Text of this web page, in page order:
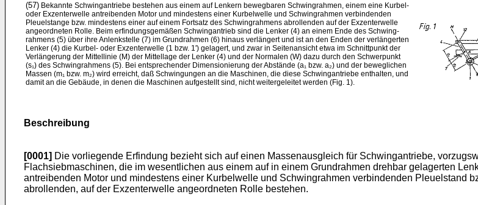
(57) Bekannte Schwingantriebe bestehen aus einem auf Lenkern be­wegbaren Schwingrahmen, einem eine Kurbel-
oder Exzenterwelle antreibenden Motor und mindestens einer Kurbelwelle und Schwingrahmen verbindenden
Pleuelstange bzw. mindestens ei­ner auf einem Fortsatz des Schwingrahmens abrollenden auf der Exzenterwelle
angeordneten Rolle. Beim erfindungsgemäßen Schwingantrieb sind die Lenker (4) an einem Ende des Schwing­
rahmens (5) über ihre Anlenkstelle (7) im Grundrahmen (6) hinaus verlängert und ist an den Enden der verlängerten
Len­ker (4) die Kurbel- oder Exzenterwelle (1 bzw. 1ʹ) gelagert, und zwar in Seitenansicht etwa im Schnittpunkt der
Verlän­gerung der Mittellinie (M) der Mittellage der Lenker (4) und der Normalen (W) dazu durch den Schwerpunkt
(s₁) des Schwing­rahmens (5). Bei entsprechender Dimensionierung der Abstände (a₁ bzw. a₂) und der beweglichen
Massen (m₁ bzw. m₂) wird erreicht, daß Schwingungen an die Maschinen, die diese Schwingantriebe enthalten, und
damit an die Gebäude, in denen die Maschinen aufgestellt sind, nicht weitergeleitet werden (Fig. 1).
Beschreibung
[0001] Die vorliegende Erfindung bezieht sich auf einen Massenaus­gleich für Schwingantriebe,
Flachsiebmaschinen, die im wesentlichen aus einem auf in einem Grundrahmen drehbar gelagerten
an­treibenden Motor und mindestens einer Kurbelwelle und Schwingrahmen verbindenden Pleuelstand
abrollenden, auf der Exzenterwelle angeordneten Rolle bestehen.